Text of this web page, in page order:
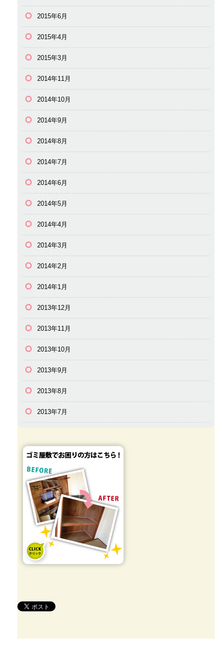
2015年6月
2015年4月
2015年3月
2014年11月
2014年10月
2014年9月
2014年8月
2014年7月
2014年6月
2014年5月
2014年4月
2014年3月
2014年2月
2014年1月
2013年12月
2013年11月
2013年10月
2013年9月
2013年8月
2013年7月